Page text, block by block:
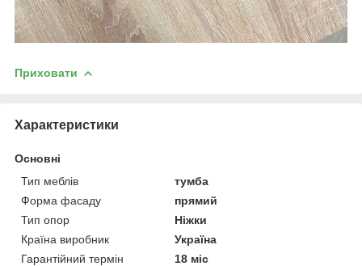
Приховати
Характеристики
Основні
Тип меблів
тумба
Форма фасаду
прямий
Тип опор
Ніжки
Країна виробник
Україна
Гарантійний термін
18 міс